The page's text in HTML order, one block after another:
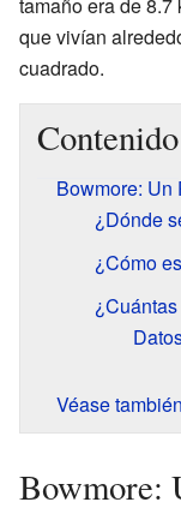
que vivían
cuadrado.
Contenido
Bowmore: Un
¿Dónde
¿Cómo
Véase también
Bowmore: